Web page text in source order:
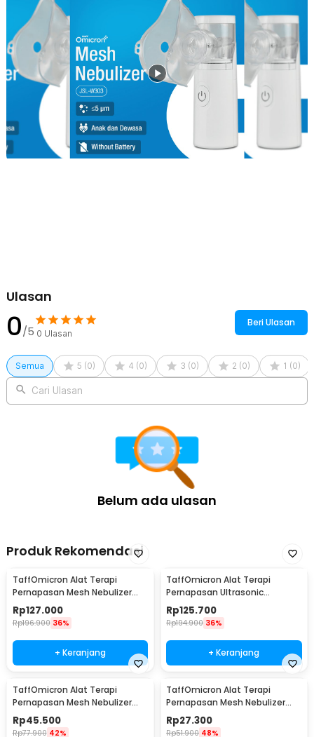
Ulasan
0/5 0 Ulasan
Beri Ulasan
Semua 5 (0) 4 (0) 3 (0) 2 (0) 1 (0)
Cari Ulasan
Belum ada ulasan
Produk Rekomendasi
TaffOmicron Alat Terapi
Pernapasan Mesh Nebulizer
Inhaler Atomizer - YM-3R9
Rp127.000
Rp196.900 36%
+ Keranjang
TaffOmicron Alat Terapi
Pernapasan Ultrasonic
Nebulizer Atomizer - MY-520A
Rp125.700
Rp194.900 36%
+ Keranjang
TaffOmicron Alat Terapi
Pernapasan Mesh Nebulizer
Inhaler Atomizer - JSL-W301
Rp45.500
Rp77.900 42%
TaffOmicron Alat Terapi
Pernapasan Mesh Nebulizer
Portable Inhaler Without
Battery - JSL-W302
Rp27.300
Rp51.900 48%